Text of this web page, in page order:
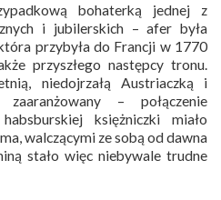
bohaterką jednej z
i jubilerskich – afer była
przybyła do Francji w 1770
przyszłego następcy tronu.
niedojrzałą Austriaczką i
– połączenie
księżniczki miało
walczącymi ze sobą od dawna
stało więc niebywale trudne